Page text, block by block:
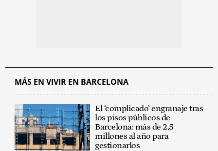
MÁS EN VIVIR EN BARCELONA
El ‘complicado’ engranaje tras
los pisos públicos de
Barcelona: más de 2,5
millones al año para
gestionarlos